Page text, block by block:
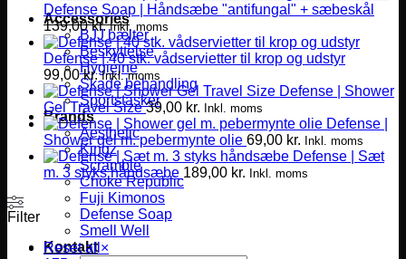
Accessories
BJJ bælter
Beskyttelse
Hygiejne
Skade behandling
Sportstasker
Brands
Aesthetic
Kingz
Scramble
Choke Republic
Fuji Kimonos
Defense Soap
Smell Well
Kontakt
Defense Soap | Håndsæbe "antifungal" + sæbeskål
139,00kr. Inkl. moms
Defense | 40 stk. vådservietter til krop og udstyr
99,00kr. Inkl. moms
Defense | Shower
Gel Travel Size 39,00 kr. Inkl. moms
Defense |
Shower gel m. pebermynte olie 69,00 kr. Inkl. moms
Defense | Sæt
m. 3 styks håndsæbe 189,00 kr. Inkl. moms
Filter
Reset all ×